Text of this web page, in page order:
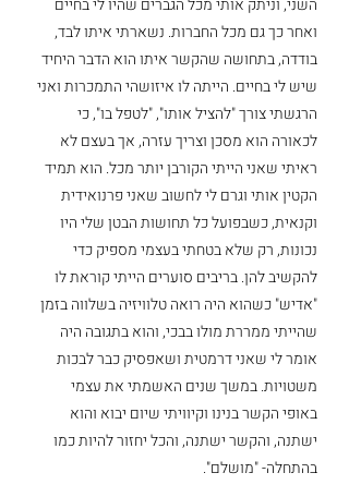
השני, וניתק אותי מכל הגברים שהיו לי בחיים
ואחר כך גם מכל החברות. נשארתי איתו לבד,
בודדה, בתחושה שהקשר איתו הוא הדבר היחיד
שיש לי בחיים. הייתה לו איזושהי התמכרות ואני
הרגשתי צורך "להציל אותו", "לטפל בו", כי
לכאורה הוא מסכן וצריך עזרה, אך בעצם לא
ראיתי שאני הייתי הקורבן יותר מכל. הוא תמיד
הקטין אותי וגרם לי לחשוב שאני פרנואידית
וקנאית, כשבפועל כל תחושות הבטן שלי היו
נכונות, רק שלא בטחתי בעצמי מספיק כדי
להקשיב להן. בריבים סוערים הייתי קוראת לו
"אדיש" כשהוא היה רואה טלוויזיה בשלווה בזמן
שהייתי ממררת מולו בבכי, והוא בתגובה היה
אומר לי שאני דרמטית ושאפסיק כבר לבכות
משטויות. במשך שנים האשמתי את עצמי
באופי הקשר בנינו וקיוויתי שיום יבוא והוא
ישתנה, והקשר ישתנה, והכל יחזור להיות כמו
בהתחלה- "מושלם".